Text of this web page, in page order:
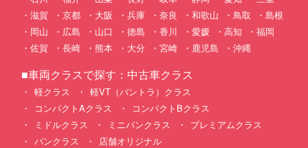
滋賀
京都 大阪 兵庫 奈良 和歌山 鳥取
島根
岡山
広島 山口 徳島 香川 愛媛 高知
福岡
佐賀
長崎 熊本 大分 宮崎 鹿児島 沖縄
■車両クラスで探す：中古車クラス
軽クラス
軽VT（バントラ）クラス
コンパクトAクラス
コンパクトBクラス
ミドルクラス
ミニバンクラス
プレミアムクラス
バンクラス
店舗オリジナル